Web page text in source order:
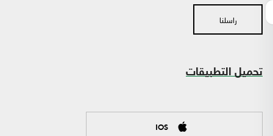
راسلنا
تحميل التطبيقات
IOS